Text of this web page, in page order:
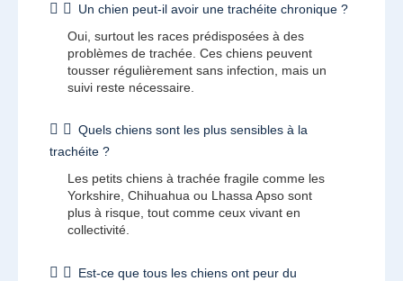
Un chien peut-il avoir une trachéite chronique ?
Oui, surtout les races prédisposées à des
problèmes de trachée. Ces chiens peuvent
tousser régulièrement sans infection, mais un
suivi reste nécessaire.
Quels chiens sont les plus sensibles à la
trachéite ?
Les petits chiens à trachée fragile comme les
Yorkshire, Chihuahua ou Lhassa Apso sont
plus à risque, tout comme ceux vivant en
collectivité.
Est-ce que tous les chiens ont peur du